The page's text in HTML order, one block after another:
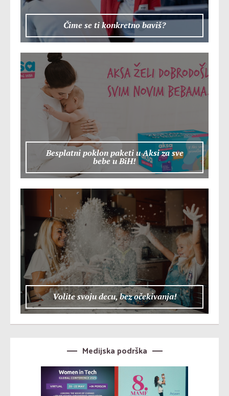
Čime se ti konkretno baviš?
Besplatni poklon paketi u Aksi za sve
bebe u BiH!
Volite svoju decu, bez očekivanja!
Medijska podrška